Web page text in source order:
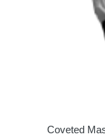
Coveted